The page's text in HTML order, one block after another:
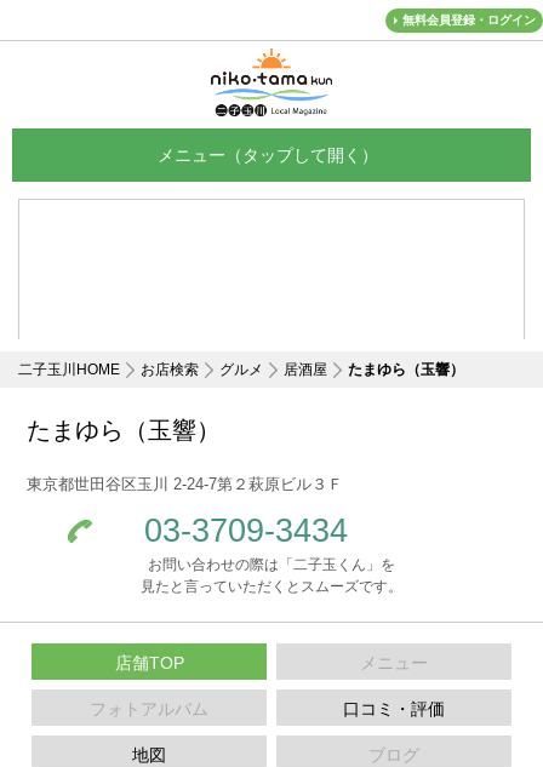
無料会員登録・ログイン
二子玉川HOME お店検索 グルメ 居酒屋 たまゆら（玉響）
たまゆら（玉響）
東京都世田谷区玉川 2-24-7第２萩原ビル３Ｆ
03-3709-3434
お問い合わせの際は「二子玉くん」を
見たと言っていただくとスムーズです。
店舗TOP メニュー
フォトアルバム 口コミ・評価
地図 ブログ
メニュー